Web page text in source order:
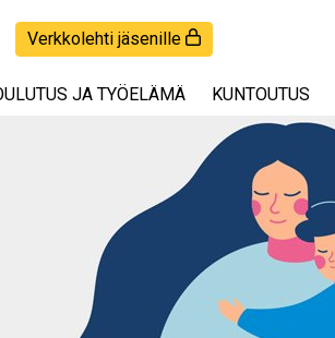
Verkkolehti jäsenille
JA TYÖELÄMÄ KUNTOUTUS